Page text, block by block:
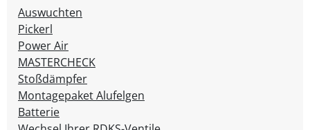
Auswuchten
Pickerl
Power Air
MASTERCHECK
Stoßdämpfer
Montagepaket Alufelgen
Batterie